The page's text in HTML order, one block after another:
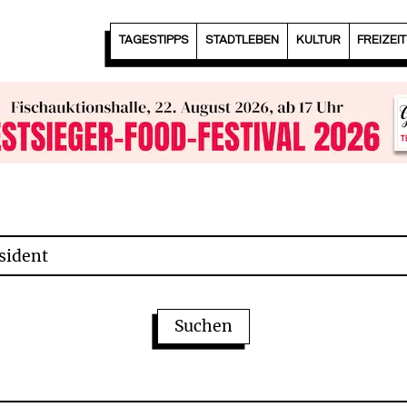
TAGESTIPPS STADTLEBEN KULTUR